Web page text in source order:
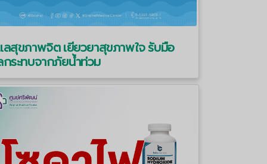
สุขภาพจิต เยียวยาสุขภาพใจ รับมือ
ระทบจากภัยน้ำท่วม